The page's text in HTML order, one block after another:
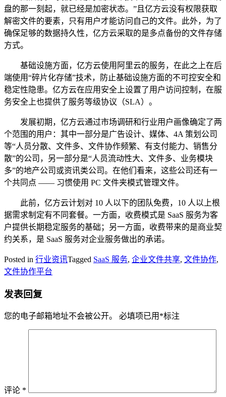
盘的那一刻起，就已经是加密状态。”且亿方云没有权限获取
解密文件的要素，只有用户才能访问自己的文件。此外，为了
确保足够的数据持久性，亿方云采取的是多点备份的文件存储
方式。
基础设施方面，亿方云使用阿里云的服务，在此之上在后
端使用“碎片化存储”技术，防止基础设施方面的不可控安全和
稳定性隐患。亿方云在应用安全上设置了用户访问控制，在服
务安全上也提供了服务等级协议（SLA）。
发展初期，亿方云通过市场调研和行业用户画像确定了两
个范围的用户：其中一部分是广告设计、媒体、4A 策划公司
等“人员分散、文件多、文件协作频繁、有支付能力、销售分
散”的公司，另一部分是“人员流动性大、文件多、业务模块
多”的地产公司或资讯类公司。在他们看来，这些公司还有一
个共同点 —— 习惯使用 PC 文件夹模式管理文件。
此前，亿方云计划对 10 人以下的团队免费，10 人以上根
据需求制定有不同套餐。一方面，收费模式是 SaaS 服务为客
户提供长期稳定服务的基础；另一方面，收费带来的是商业契
约关系，是 SaaS 服务对企业服务做出的承诺。
Posted in 行业资讯Tagged SaaS 服务, 企业文件共享, 文件协作,
文件协作平台
发表回复
您的电子邮箱地址不会被公开。 必填项已用 *标注
评论 *